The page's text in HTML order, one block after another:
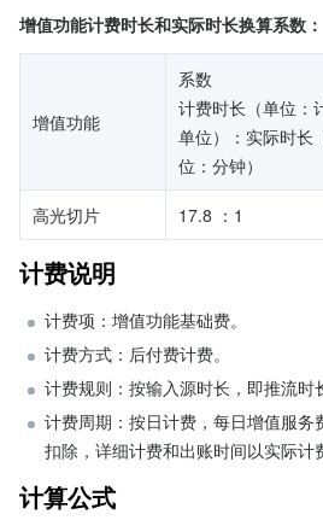
增值功能计费时长和实际时长换算系数：
增值功能
系数
计费时长（单位：
单位）：实际时长
位：分钟）
高光切片 17.8 ：1
计费说明
计费项：增值功能基础费。
计费方式：后付费计费。
计费规则：按输入源时长，即推流时
计费周期：按日计费，每日增值服
扣除，详细计费和出账时间以实际计
计算公式